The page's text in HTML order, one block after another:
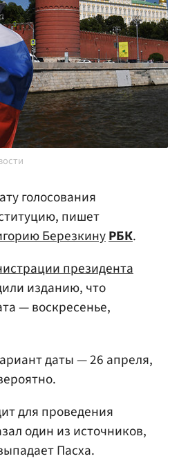
голосования
пишет
БерезкинуРБК.
президента
изданию, что
— воскресенье,
даты — 26 апреля,
для проведения
один из источников,
Пасха.